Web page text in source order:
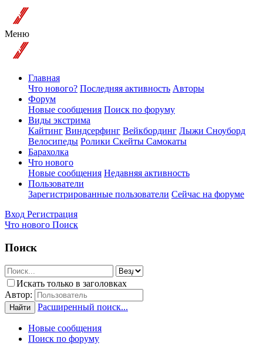
Меню
Главная
Что нового? Последняя активность Авторы
Форум
Новые сообщения Поиск по форуму
Виды экстрима
Кайтинг Виндсерфинг Вейкбординг Лыжи Сноуборд
Велосипеды Ролики Скейты Самокаты
Барахолка
Что нового
Новые сообщения Недавняя активность
Пользователи
Зарегистрированные пользователи Сейчас на форуме
Вход Регистрация
Что нового Поиск
Поиск
Искать только в заголовках
Автор:
Найти Расширенный поиск...
Новые сообщения
Поиск по форуму